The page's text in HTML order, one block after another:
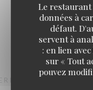
Le restaurant
données à
défaut.
servent à
: en lien
sur « Tout
pouvez
– FRUITS DE